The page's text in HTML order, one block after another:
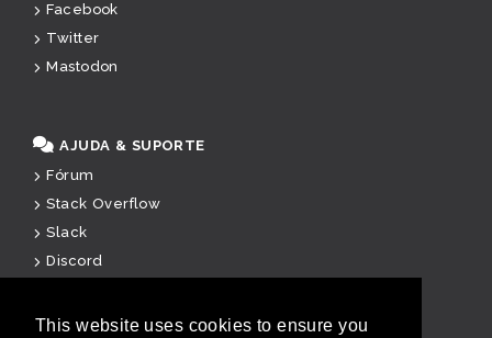
This website uses cookies to ensure you
Facebook
Twitter
Mastodon
AJUDA & SUPORTE
Fórum
Stack Overflow
Slack
Discord